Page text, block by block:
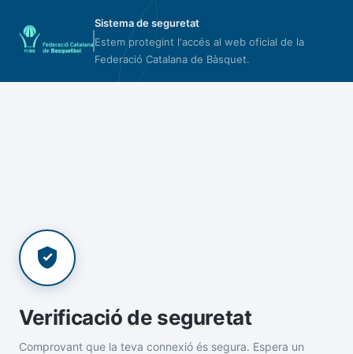
Sistema de seguretat
Estem protegint l'accés al web oficial de la
Federació Catalana de Bàsquet.
Verificació de seguretat
Comprovant que la teva connexió és segura. Espera un